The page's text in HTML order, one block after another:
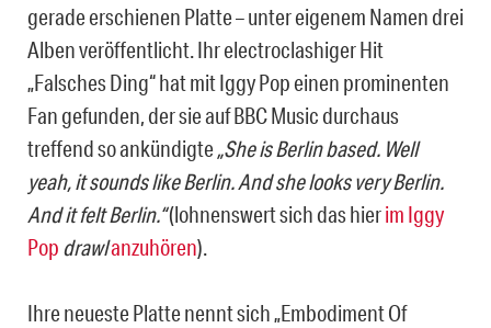
gerade erschienen Platte – unter eigenem Namen drei
Alben veröffentlicht. Ihr electroclashiger Hit
„Falsches Ding“ hat mit Iggy Pop einen prominenten
Fan gefunden, der sie auf BBC Music durchaus
treffend so ankündigte„She is Berlin based. Well
yeah, it sounds like Berlin. And she looks very Berlin.
And it felt Berlin.“(lohnenswert sich das hierim Iggy
Pop drawlanzuhören).
Ihre neueste Platte nennt sich „Embodiment Of